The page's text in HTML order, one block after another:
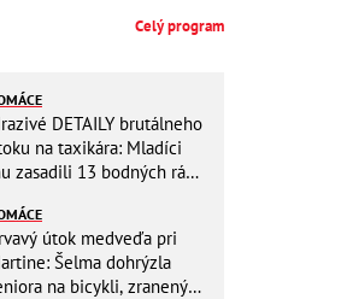
Celý program
DETAILY brutálneho
na taxikára: Mladíci
zasadili 13 bodných rán!
útok medveďa pri
Šelma dohrýzla
na bicykli, zranený